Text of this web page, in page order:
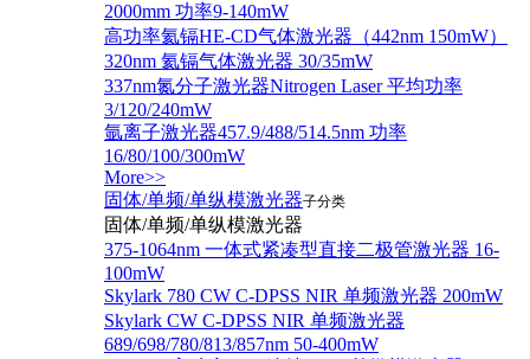
2000mm 功率9-140mW
高功率氦镉HE-CD气体激光器（442nm 150mW）
320nm 氦镉气体激光器 30/35mW
337nm氮分子激光器Nitrogen Laser 平均功率
3/120/240mW
氩离子激光器457.9/488/514.5nm 功率
16/80/100/300mW
More>>
固体/单频/单纵模激光器子分类
固体/单频/单纵模激光器
375-1064nm 一体式紧凑型直接二极管激光器 16-
100mW
Skylark 780 CW C-DPSS NIR 单频激光器 200mW
Skylark CW C-DPSS NIR 单频激光器
689/698/780/813/857nm 50-400mW